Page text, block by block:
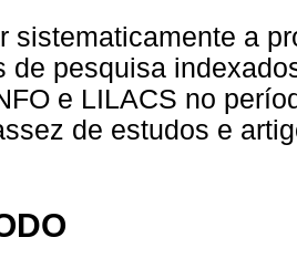
sistematicamente a
de pesquisa
e LILACS no
de estudos e